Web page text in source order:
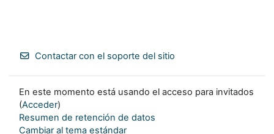
Contactar con el soporte del sitio
En este momento está usando el acceso para invitados
(Acceder)
Resumen de retención de datos
Cambiar al tema estándar